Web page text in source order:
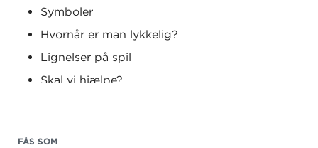
Symboler
Hvornår er man lykkelig?
Lignelser på spil
Skal vi hjælpe?
FÅS SOM